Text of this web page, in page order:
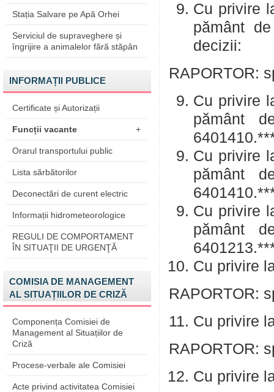
Stația Salvare pe Apă Orhei
Serviciul de supraveghere și
îngrijire a animalelor fără stăpân
INFORMAȚII PUBLICE
Certificate și Autorizații
Funcții vacante +
Orarul transportului public
Lista sărbătorilor
Deconectări de curent electric
Informații hidrometeorologice
REGULI DE COMPORTAMENT
ÎN SITUAŢII DE URGENŢĂ
COMISIA DE MANAGEMENT
AL SITUAȚIILOR DE CRIZĂ
Componența Comisiei de
Management al Situațiilor de
Criză
Procese-verbale ale Comisiei
Acte privind activitatea Comisiei
Cu privire
pământ
decizii:
RAPORTOR:
Cu privire
pământ
Cu privire
pământ
Cu privire
pământ
Cu privire
RAPORTOR:
Cu privire
RAPORTOR:
Cu privire